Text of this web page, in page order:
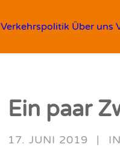
Verkehrspolitik Über uns
Ein paar
17. JUNI 2019 |